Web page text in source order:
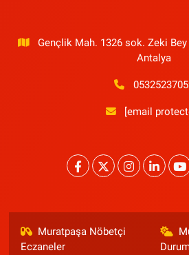
Gençlik Mah. 1326 sok. Zeki
Antalya
[email
Muratpaşa Nöbetçi
Eczaneler